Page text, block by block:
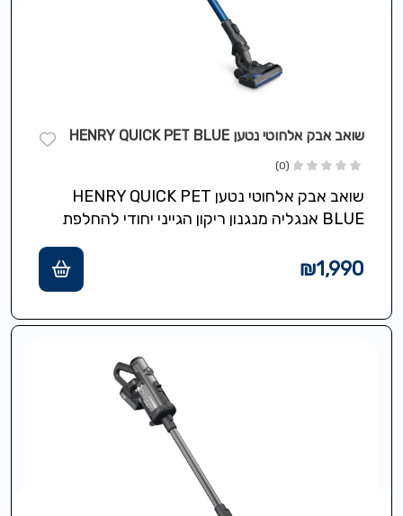
שואב אבק אלחוטי נטען HENRY QUICK PET BLUE
(0)
שואב אבק אלחוטי נטען HENRY QUICK PET
BLUE אנגליה מנגנון ריקון הגייני יחודי להחלפת
₪1,990